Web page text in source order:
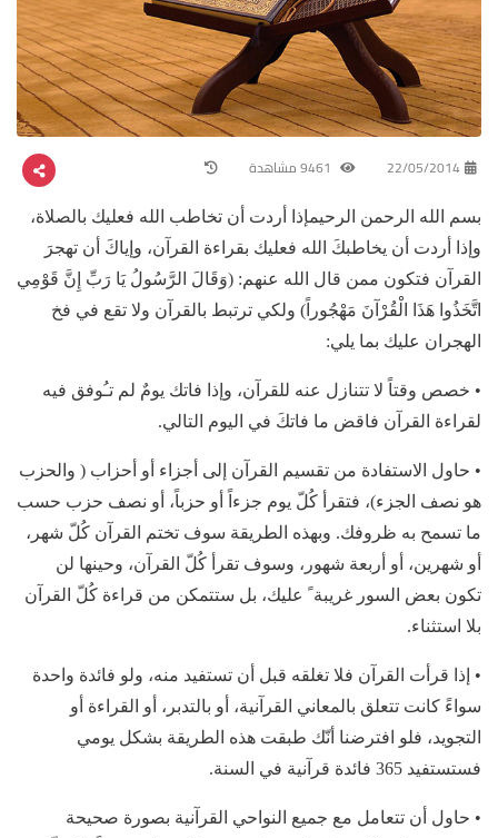
22/05/2014
بسم الله الرحمن الرحيمإذا أردت أن تخاطب الله فعليك بالصلاة،
وإذا أردت أن يخاطبكَ الله فعليك بقراءة القرآن، وإياكَ أن تهجرَ
القرآن فتكون ممن قال الله عنهم: (وَقَالَ الرَّسُولُ يَا رَبِّ إِنَّ قَوْمِي
اتَّخَذُوا هَذَا الْقُرْآنَ مَهْجُوراً) ولكي ترتبط بالقرآن ولا تقع في فخ
الهجران عليك بما يلي:
• خصص وقتاً لا تتنازل عنه للقرآن، وإذا فاتك يومٌ لم تـُوفق فيه
لقراءة القرآن فاقض ما فاتكَ في اليوم التالي.
• حاول الاستفادة من تقسيم القرآن إلى أجزاء أو أحزاب ( والحزب
هو نصف الجزء)، فتقرأ كُلّ يوم جزءاً أو حزباً، أو نصف حزب حسب
ما تسمح به ظروفك. وبهذه الطريقة سوف تختم القرآن كُلّ شهر،
أو شهرين، أو أربعة شهور، وسوف تقرأ كُلّ القرآن، وحينها لن
تكون بعض السور غريبة ً عليك، بل ستتمكن من قراءة كُلّ القرآن
بلا استثناء.
• إذا قرأت القرآن فلا تغلقه قبل أن تستفيد منه، ولو فائدة واحدة
سواءً كانت تتعلق بالمعاني القرآنية، أو بالتدبر، أو القراءة أو
التجويد، فلو افترضنا أنّك طبقت هذه الطريقة بشكل يومي
فستستفيد 365 فائدة قرآنية في السنة.
• حاول أن تتعامل مع جميع النواحي القرآنية بصورة صحيحة